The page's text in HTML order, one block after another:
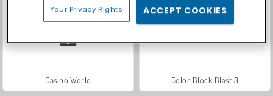
Casino World Color Block Blast 3
Your Privacy Rights ACCEPT COOKIES